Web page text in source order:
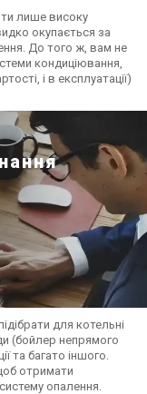
лише високу
окупається за
До того ж, вам не
кондиціювання,
і в експлуатації)
для котельні
(бойлер непрямого
та багато іншого.
отримати
опалення.